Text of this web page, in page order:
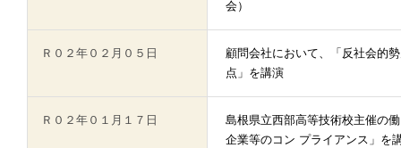
会）
Ｒ０２年０２月０５日
顧問会社において、「反社会的
点」を講演
Ｒ０２年０１月１７日
島根県立西部高等技術校主催の
企業等のコン プライアンス」を